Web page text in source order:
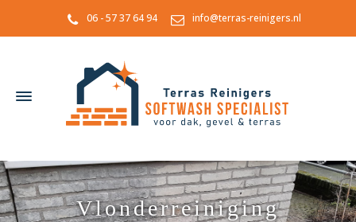
06 - 57 37 64 94 info@terras-reinigers.nl
Vlonderreiniging